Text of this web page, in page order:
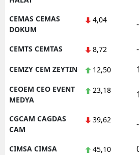
CEMAS CEMAS
DOKUM
4,04
CEMTS CEMTAS 8,72
CEMZY CEM ZEYTIN 12,50
CEOEM CEO EVENT
MEDYA
23,18
CGCAM CAGDAS
CAM
39,62
CIMSA CIMSA 45,10